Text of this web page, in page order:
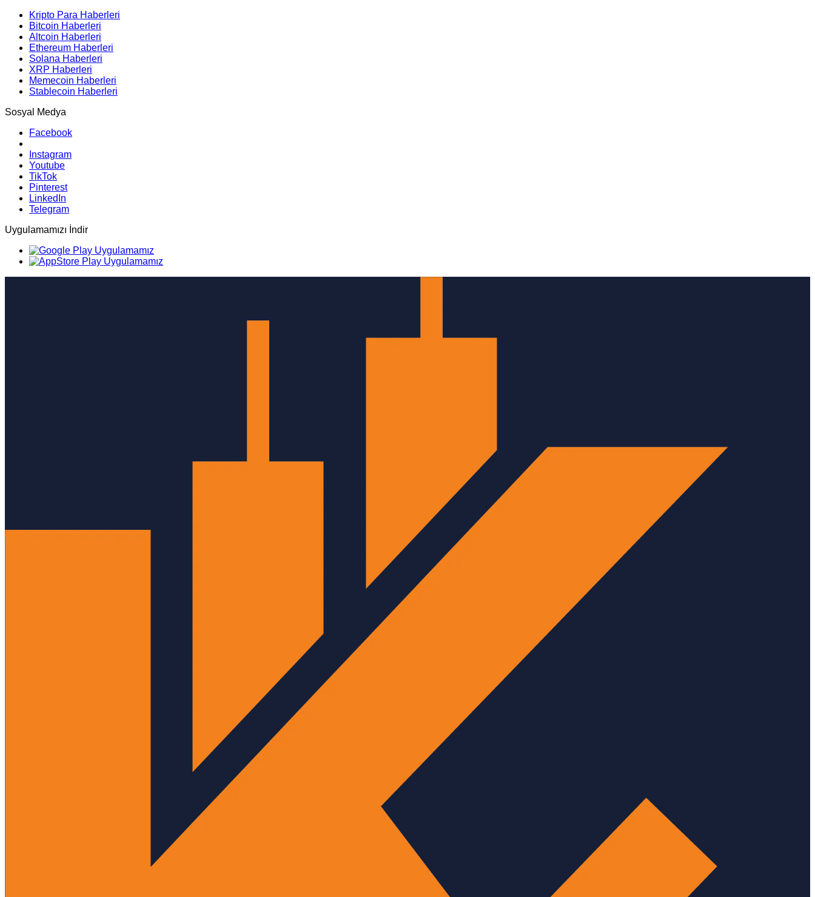
Kripto Para Haberleri
Bitcoin Haberleri
Altcoin Haberleri
Ethereum Haberleri
Solana Haberleri
XRP Haberleri
Memecoin Haberleri
Stablecoin Haberleri
Sosyal Medya
Facebook
Instagram
Youtube
TikTok
Pinterest
LinkedIn
Telegram
Uygulamamızı İndir